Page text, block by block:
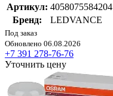
Артикул: 4058075584204
Бренд:
LEDVANCE
Под заказ
Обновлено 06.08.2026
+7 391 278-76-76
Уточнить цену